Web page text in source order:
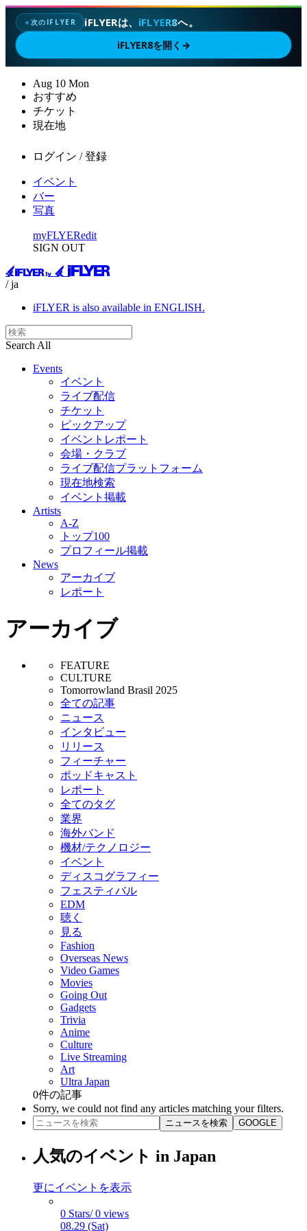
✦次のIFLYER iFLYERは、 iFLYER8へ。
iFLYER8を開く →
Aug 10 Mon
おすすめ
チケット
現在地
ログイン / 登録
イベント
バー
写真
myFLYERedit
SIGN OUT
/ ja
iFLYER is also available in ENGLISH.
Search All
Events
イベント
ライブ配信
チケット
ピックアップ
イベントレポート
会場・クラブ
ライブ配信プラットフォーム
現在地検索
イベント掲載
Artists
A-Z
トップ100
プロフィール掲載
News
アーカイブ
レポート
アーカイブ
FEATURE
CULTURE
Tomorrowland Brasil 2025
全ての記事
ニュース
インタビュー
リリース
フィーチャー
ポッドキャスト
レポート
全てのタグ
業界
海外バンド
機材/テクノロジー
イベント
ディスコグラフィー
フェスティバル
EDM
聴く
見る
Fashion
Overseas News
Video Games
Movies
Going Out
Gadgets
Trivia
Anime
Culture
Live Streaming
Art
Ultra Japan
0件の記事
Sorry, we could not find any articles matching your filters.
ニュースを検索 GOOGLE
人気のイベント in Japan
更にイベントを表示
0 Stars/ 0 views
08.29 (Sat)